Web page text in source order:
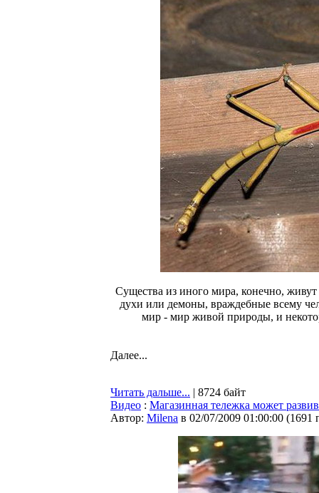
Существа из иного мира, конечно,
духи или демоны, враждебные всему
мир - мир живой природы, и
Далее...
Читать дальше... | 8724 байт
Видео : Магазинная тележка может
Автор: Milena в 02/07/2009 01:00:00 (1691